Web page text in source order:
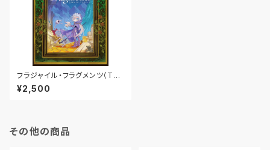
フラジャイル・フラグメンツ（TRP
Gルールブック）
¥2,500
その他の商品